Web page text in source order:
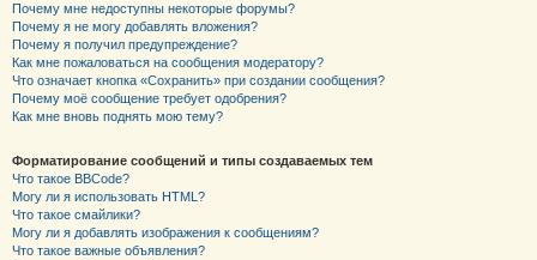
Почему мне недоступны некоторые форумы?
Почему я не могу добавлять вложения?
Почему я получил предупреждение?
Как мне пожаловаться на сообщения модератору?
Что означает кнопка «Сохранить» при создании сообщения?
Почему моё сообщение требует одобрения?
Как мне вновь поднять мою тему?
Форматирование сообщений и типы создаваемых тем
Что такое BBCode?
Могу ли я использовать HTML?
Что такое смайлики?
Могу ли я добавлять изображения к сообщениям?
Что такое важные объявления?